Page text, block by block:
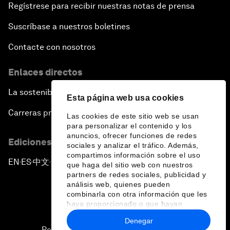
Esta página web usa cookies
Las cookies de este sitio web se usan
para personalizar el contenido y los
anuncios, ofrecer funciones de redes
sociales y analizar el tráfico. Además,
compartimos información sobre el uso
que haga del sitio web con nuestros
partners de redes sociales, publicidad y
análisis web, quienes pueden
combinarla con otra información que les
haya proporcionado o que hayan
recopilado a partir del uso que haya
hecho de sus servicios.
Denegar
Regístrese para recibir nuestras notas de prensa
Suscríbase a nuestros boletines
Contacte con nosotros
Enlaces directos
La sostenibilidad en el Foro
Carreras profesionales
Ediciones en otros idiomas
EN ▪ES▪中文▪ 日本語